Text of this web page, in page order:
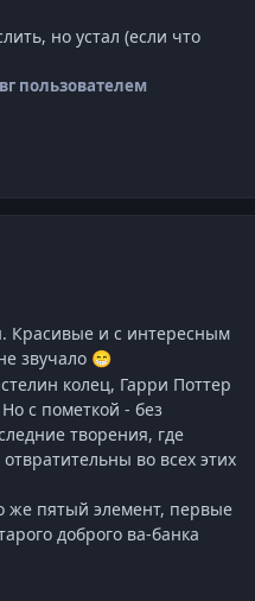
но устал (если что
пользователем
и с интересным
звучало 😁
колец, Гарри Поттер
с пометкой - без
творения, где
во всех этих
же пятый элемент, первые
доброго ва-банка